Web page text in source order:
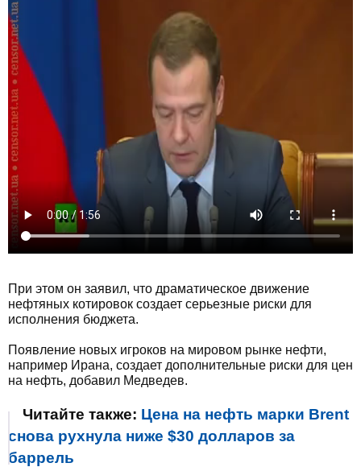
При этом он заявил, что драматическое движение
нефтяных котировок создает серьезные риски для
исполнения бюджета.
Появление новых игроков на мировом рынке нефти,
например Ирана, создает дополнительные риски для цен
на нефть, добавил Медведев.
Читайте также: Цена на нефть марки Brent
снова рухнула ниже $30 долларов за
баррель